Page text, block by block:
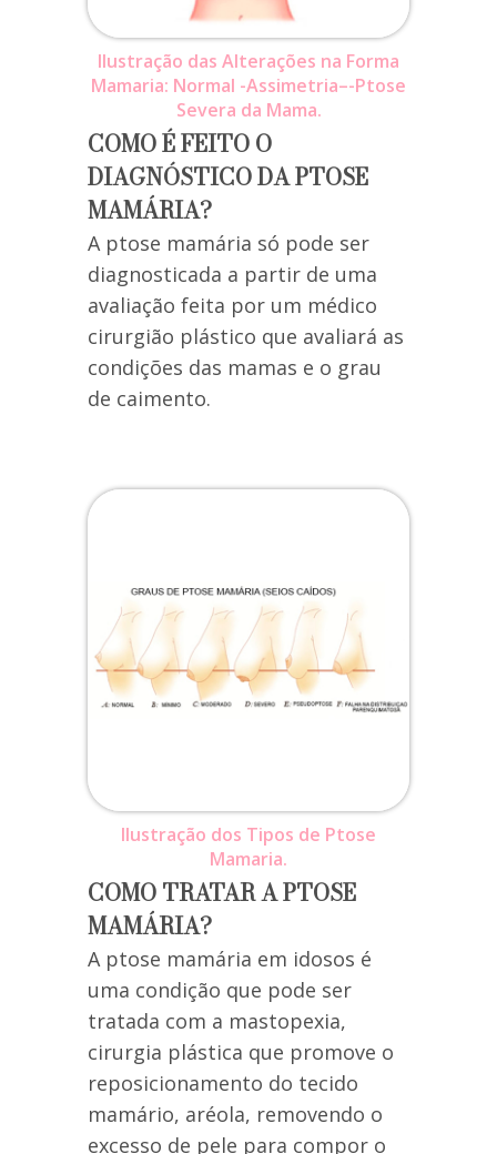
Ilustração das Alterações na Forma
Mamaria: Normal -Assimetria–-Ptose
Severa da Mama.
COMO É FEITO O
DIAGNÓSTICO DA PTOSE
MAMÁRIA?
A ptose mamária só pode ser
diagnosticada a partir de uma
avaliação feita por um médico
cirurgião plástico que avaliará as
condições das mamas e o grau
de caimento.
Ilustração dos Tipos de Ptose
Mamaria.
COMO TRATAR A PTOSE
MAMÁRIA?
A ptose mamária em idosos é
uma condição que pode ser
tratada com a mastopexia,
cirurgia plástica que promove o
reposicionamento do tecido
mamário, aréola, removendo o
excesso de pele para compor o